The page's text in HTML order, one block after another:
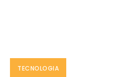
TECNOLOGIA